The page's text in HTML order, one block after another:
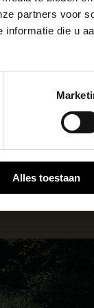
partners voor
informatie die u
Alles toestaan
Als
mogelijkheden.
van jouw